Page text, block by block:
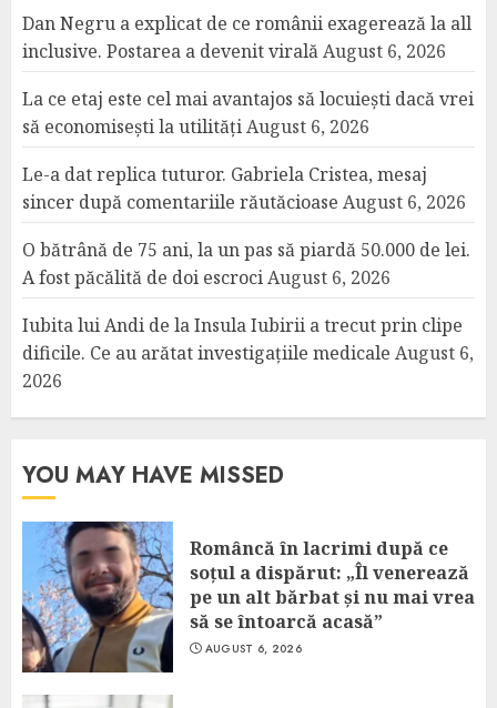
Dan Negru a explicat de ce românii exagerează la all
inclusive. Postarea a devenit viralăAugust 6, 2026
La ce etaj este cel mai avantajos să locuiești dacă vrei
să economisești la utilitățiAugust 6, 2026
Le-a dat replica tuturor. Gabriela Cristea, mesaj
sincer după comentariile răutăcioase August 6, 2026
O bătrână de 75 ani, la un pas să piardă 50.000 de lei.
A fost păcălită de doi escrociAugust 6, 2026
Iubita lui Andi de la Insula Iubirii a trecut prin clipe
dificile. Ce au arătat investigațiile medicale August 6,
2026
YOU MAY HAVE MISSED
Româncă în lacrimi după ce
soțul a dispărut: „Îl venerează
pe un alt bărbat și nu mai vrea
să se întoarcă acasă”
AUGUST 6, 2026